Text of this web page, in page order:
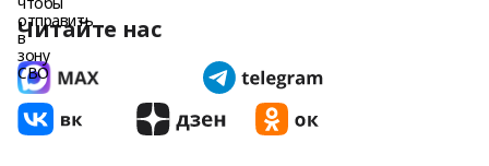
Читайте нас